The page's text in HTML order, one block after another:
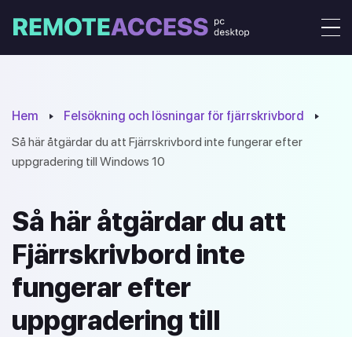
Hem
Felsökning och lösningar för fjärrskrivbord
Så här åtgärdar du att Fjärrskrivbord inte fungerar efter
uppgradering till Windows 10
Så här åtgärdar du att
Fjärrskrivbord inte
fungerar efter
uppgradering till